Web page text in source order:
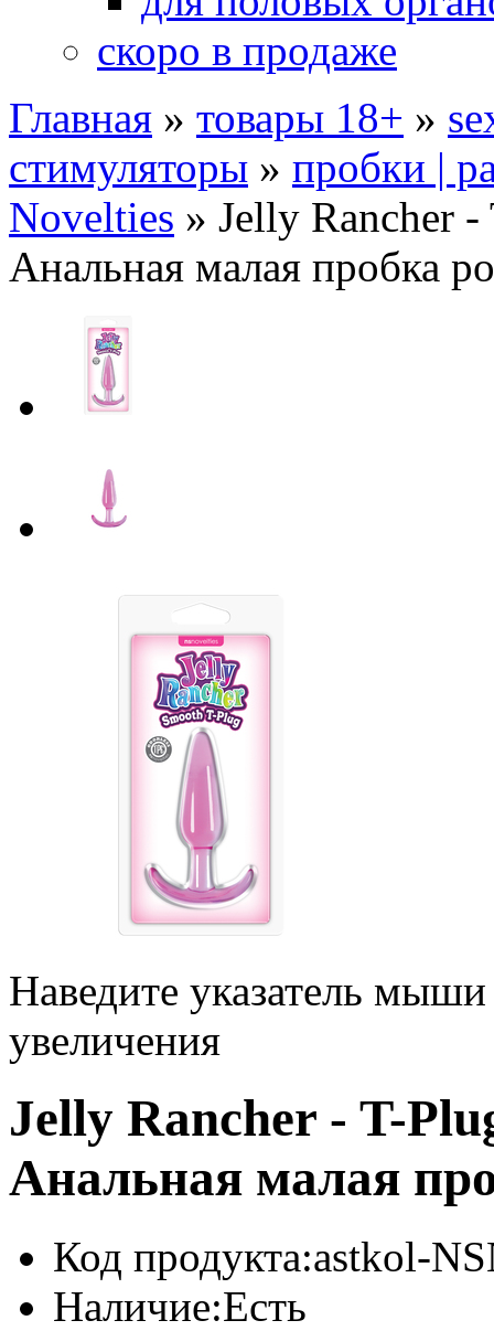
скоро в продаже
Главная » товары 18+ »
стимуляторы » пробки |
Novelties » Jelly Rancher
Анальная малая пробка
Наведите указатель
увеличения
Jelly Rancher - T-
Анальная малая
Код продукта:astkol-
Наличие:Есть